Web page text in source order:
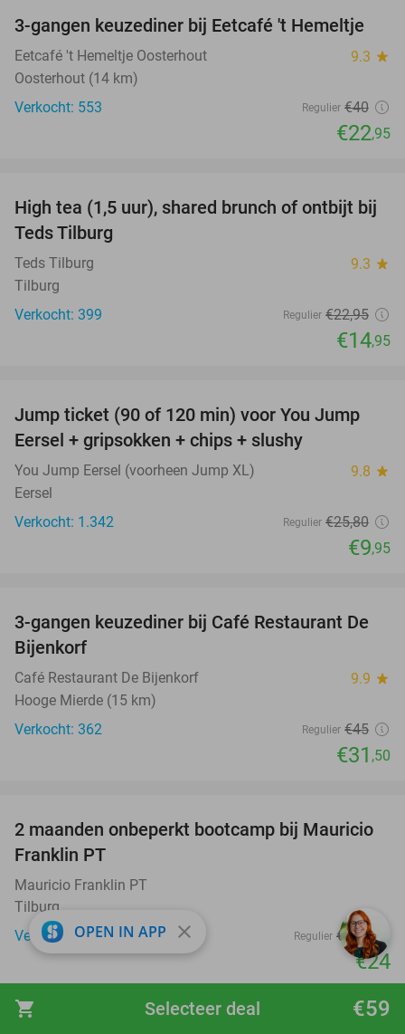
shopping_cart €59
Selecteer deal
43%
3-gangen keuzediner bij Eetcafé 't Hemeltje
Eetcafé 't Hemeltje Oosterhout 9.3 star
Oosterhout (14 km)
Verkocht: 553
Regulier €40
€22,95
35%
High tea (1,5 uur), shared brunch of ontbijt bij
Teds Tilburg
Teds Tilburg 9.3 star
Tilburg
Verkocht: 399
Regulier €22,95
€14,95
61%
Jump ticket (90 of 120 min) voor You Jump
Eersel + gripsokken + chips + slushy
You Jump Eersel (voorheen Jump XL) 9.8 star
Eersel
Verkocht: 1.342
Regulier €25,80
€9,95
30%
3-gangen keuzediner bij Café Restaurant De
Bijenkorf
Café Restaurant De Bijenkorf 9.9 star
Hooge Mierde (15 km)
Verkocht: 362
Regulier €45
€31 ,50
82%
2 maanden onbeperkt bootcamp bij Mauricio
Franklin PT
Mauricio Franklin PT
Tilburg
Verkocht: 53
Regulier €136
€24
favorite_border
OPEN IN APP close